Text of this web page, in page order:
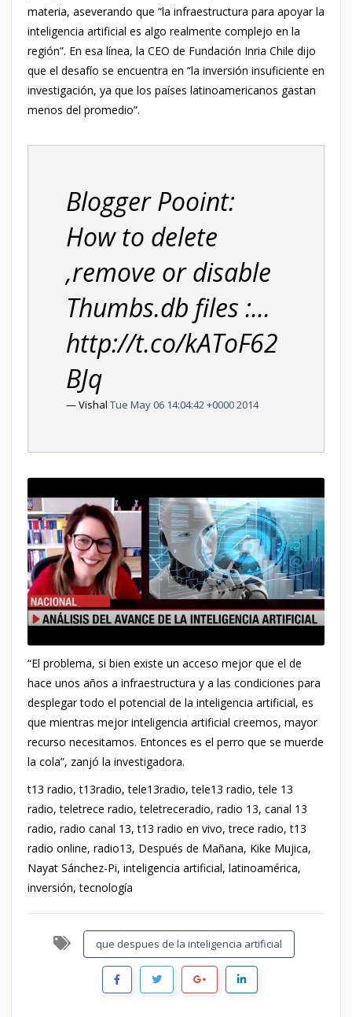
materia, aseverando que “la infraestructura para apoyar la
inteligencia artificial es algo realmente complejo en la
región”. En esa línea, la CEO de Fundación Inria Chile dijo
que el desafío se encuentra en “la inversión insuficiente en
investigación, ya que los países latinoamericanos gastan
menos del promedio”.
Blogger Pooint:
How to delete
,remove or disable
Thumbs.db files :...
http://t.co/kAToF62
BJq
— Vishal Tue May 06 14:04:42 +0000 2014
“El problema, si bien existe un acceso mejor que el de
hace unos años a infraestructura y a las condiciones para
desplegar todo el potencial de la inteligencia artificial, es
que mientras mejor inteligencia artificial creemos, mayor
recurso necesitamos. Entonces es el perro que se muerde
la cola”, zanjó la investigadora.
t13 radio, t13radio, tele13radio, tele13 radio, tele 13
radio, teletrece radio, teletreceradio, radio 13, canal 13
radio, radio canal 13, t13 radio en vivo, trece radio, t13
radio online, radio13, Después de Mañana, Kike Mujica,
Nayat Sánchez-Pi, inteligencia artificial, latinoamérica,
inversión, tecnología
que despues de la inteligencia artificial